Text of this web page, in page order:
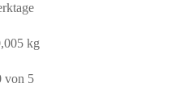
kg
von 5